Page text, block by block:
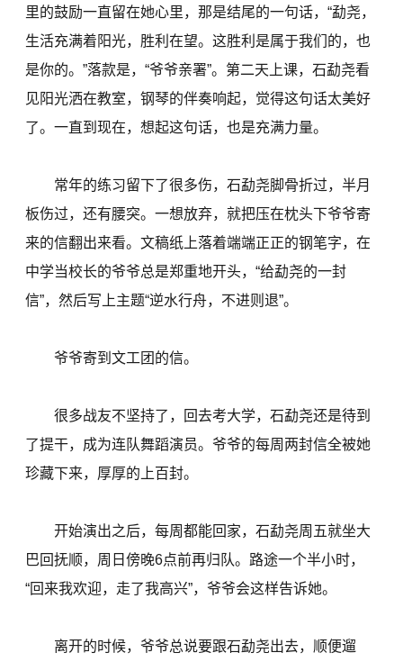
里的鼓励一直留在她心里，那是结尾的一句话，“勐尧，
生活充满着阳光，胜利在望。这胜利是属于我们的，也
是你的。”落款是，“爷爷亲署”。第二天上课，石勐尧看
见阳光洒在教室，钢琴的伴奏响起，觉得这句话太美好
了。一直到现在，想起这句话，也是充满力量。
常年的练习留下了很多伤，石勐尧脚骨折过，半月
板伤过，还有腰突。一想放弃，就把压在枕头下爷爷寄
来的信翻出来看。文稿纸上落着端端正正的钢笔字，在
中学当校长的爷爷总是郑重地开头，“给勐尧的一封
信”，然后写上主题“逆水行舟，不进则退”。
爷爷寄到文工团的信。
很多战友不坚持了，回去考大学，石勐尧还是待到
了提干，成为连队舞蹈演员。爷爷的每周两封信全被她
珍藏下来，厚厚的上百封。
开始演出之后，每周都能回家，石勐尧周五就坐大
巴回抚顺，周日傍晚6点前再归队。路途一个半小时，
“回来我欢迎，走了我高兴”，爷爷会这样告诉她。
离开的时候，爷爷总说要跟石勐尧出去，顺便遛